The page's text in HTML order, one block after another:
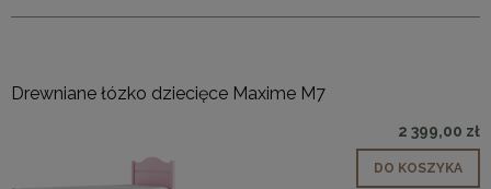
Drewniane łózko dziecięce Maxime M7
2 399,00 zł
DO KOSZYKA